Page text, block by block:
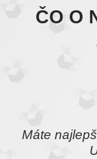
ČO O
Máte